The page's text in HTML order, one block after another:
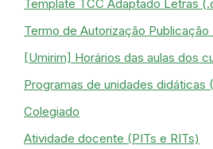
Template TCC Adaptado Letras
Termo de Autorização
[Umirim] Horários das aulas dos
Programas de unidades didáticas
Colegiado
Atividade docente (PITs e RITs)